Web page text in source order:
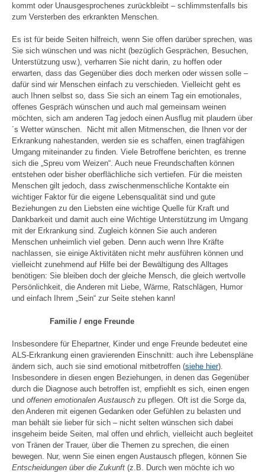
kommt oder Unausgesprochenes zurückbleibt – schlimmstenfalls bis
zum Versterben des erkrankten Menschen.
Es ist für beide Seiten hilfreich, wenn Sie offen darüber sprechen, was
Sie sich wünschen und was nicht (bezüglich Gesprächen, Besuchen,
Unterstützung usw.), verharren Sie nicht darin, zu hoffen oder
erwarten, dass das Gegenüber dies doch merken oder wissen solle –
dafür sind wir Menschen einfach zu verschieden. Vielleicht geht es
auch Ihnen selbst so, dass Sie sich an einem Tag ein emotionales,
offenes Gespräch wünschen und auch mal gemeinsam weinen
möchten, sich am anderen Tag jedoch einen Ausflug mit plaudern über
´s Wetter wünschen. Nicht mit allen Mitmenschen, die Ihnen vor der
Erkrankung nahestanden, werden sie es schaffen, einen tragfähigen
Umgang miteinander zu finden. Viele Betroffene berichten, es trenne
sich die „Spreu vom Weizen“. Auch neue Freundschaften können
entstehen oder bisher oberflächliche sich vertiefen. Für die meisten
Menschen gilt jedoch, dass zwischenmenschliche Kontakte ein
wichtiger Faktor für die eigene Lebensqualität sind und gute
Beziehungen zu den Liebsten eine wichtige Quelle für Kraft und
Dankbarkeit und damit auch eine Wichtige Unterstützung im Umgang
mit der Erkrankung sind. Zugleich können Sie auch anderen
Menschen unheimlich viel geben. Denn auch wenn Ihre Kräfte
nachlassen, sie einige Aktivitäten nicht mehr ausführen können und
vielleicht zunehmend auf Hilfe bei der Bewältigung des Alltages
benötigen: Sie bleiben doch der gleiche Mensch, die gleich wertvolle
Persönlichkeit, die Anderen mit Liebe, Wärme, Ratschlägen, Humor
und einfach Ihrem „Sein“ zur Seite stehen kann!
Familie / enge Freunde
Insbesondere für Ehepartner, Kinder und enge Freunde bedeutet eine
ALS-Erkrankung einen gravierenden Einschnitt: auch ihre Lebenspläne
ändern sich, auch sie sind emotional mitbetroffen (siehe hier).
Insbesondere in diesen engen Beziehungen, in denen das Gegenüber
durch die Diagnose auch betroffen ist, empfiehlt es sich, einen engen
und offenen emotionalen Austausch zu pflegen. Oft ist die Sorge da,
den Anderen mit eigenen Gedanken oder Gefühlen zu belasten und
man behält sie lieber für sich – nicht selten wünschen sich dabei
insgeheim beide Seiten, mal offen und ehrlich, vielleicht auch begleitet
von Tränen der Trauer, über die Themen zu sprechen, die einen
bewegen. Nur, wenn Sie einen engen Austausch pflegen, können Sie
Entscheidungen über die Zukunft (z.B. Durch wen möchte ich wo